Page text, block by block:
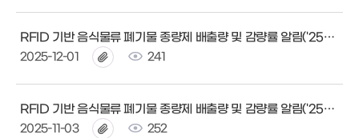
RFID 기반 음식물류 폐기물 종량제 배출량 및 감량률 알림('25년 11월)
2025-12-01 241
RFID 기반 음식물류 폐기물 종량제 배출량 및 감량률 알림('25년 10월)
2025-11-03 252